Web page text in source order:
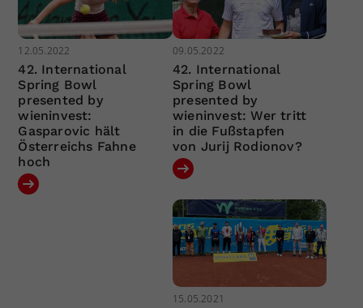
12.05.2022
42. International
Spring Bowl
presented by
wieninvest:
Gasparovic hält
Österreichs Fahne
hoch
09.05.2022
42. International
Spring Bowl
presented by
wieninvest: Wer tritt
in die Fußstapfen
von Jurij Rodionov?
15.05.2021